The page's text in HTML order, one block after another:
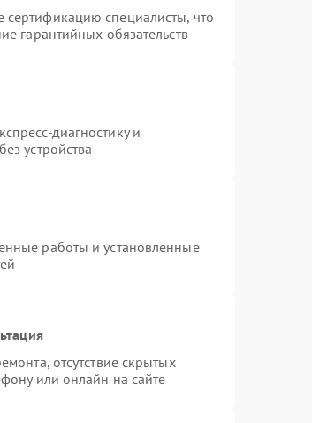
специалисты, что
гарантийных обязательств
диагностику и
устройства
работы и установленные
отсутствие скрытых
или онлайн на сайте